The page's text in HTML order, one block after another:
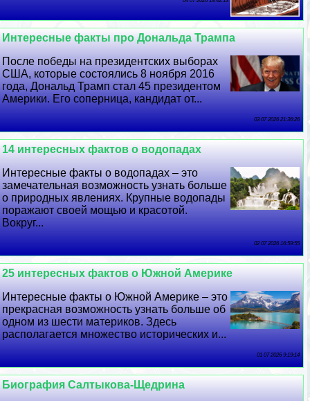
Интересные факты про Дональда Трампа
После победы на президентских выборах
США, которые состоялись 8 ноября 2016
года, Дональд Трамп стал 45 президентом
Америки. Его соперница, кандидат от...
03 07 2026 21:36:26
14 интересных фактов о водопадах
Интересные факты о водопадах – это
замечательная возможность узнать больше
о природных явлениях. Крупные водопады
поражают своей мощью и красотой.
Вокруг...
02 07 2026 16:59:55
25 интересных фактов о Южной Америке
Интересные факты о Южной Америке – это
прекрасная возможность узнать больше об
одном из шести материков. Здесь
располагается множество исторических и...
01 07 2026 9:19:14
Биография Салтыкова-Щедрина